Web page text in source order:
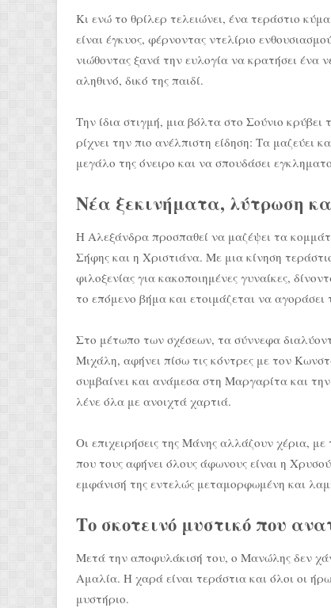
Κι ενώ το θρίλερ τελειώνει, ένα τεράστιο
είναι έγκυος, φέρνοντας ντελίριο
νιώθοντας ξανά την ευλογία να κρατήσει ένα
αληθινό, δικό της παιδί.
Την ίδια στιγμή, μια βόλτα στο Σούνιο
ρίχνει την πιο ανέλπιστη είδηση: Τα μαζεύει
μεγάλο της όνειρο και να σπουδάσει
Νέα ξεκινήματα, λύτρωση
Η Αλεξάνδρα προσπαθεί να μαζέψει τα
Σήφης και η Χριστιάνα. Με μια κίνηση
φιλοξενίας για κακοποιημένες γυναίκες,
το επόμενο βήμα και ετοιμάζεται να αγοράσει
Στο μέτωπο των σχέσεων, τα σύννεφα
Μιχάλη, αφήνει πίσω τις κόντρες με τον
συμβαίνει και ανάμεσα στη Μαργαρίτα και
λένε όλα με ανοιχτά χαρτιά.
Οι επιχειρήσεις της Μάνης αλλάζουν χέρια,
που τους αφήνει όλους άφωνους είναι η
εμφάνισή της εντελώς μεταμορφωμένη και
Το σκοτεινό μυστικό που
Μετά την αποφυλάκισή του, ο Μανώλης δεν
Αμαλία. Η χαρά είναι τεράστια και όλοι οι
μυστήριο.